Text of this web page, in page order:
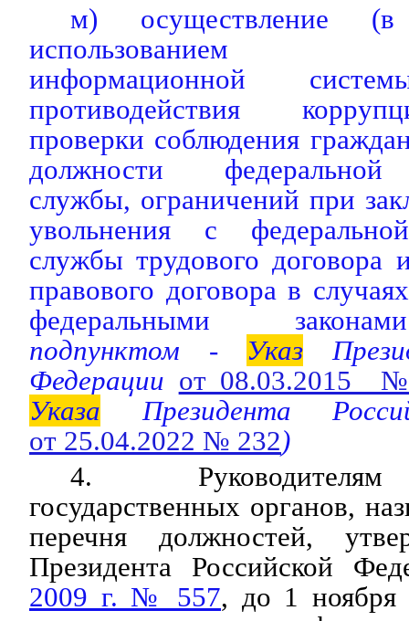
м) осуществление
использованием
информационной
противодействия
проверки соблюдения
должности федеральной
службы, ограничений при
увольнения с
службы трудового договора
правового договора в
федеральными
подпунктом - Указ
Федерации от 08.03.2015
Указа Президента
от 25.04.2022 № 232)
4.
государственных органов,
перечня должностей,
Президента Российской
2009 г. № 557, до 1 ноября